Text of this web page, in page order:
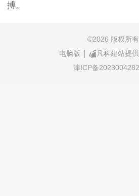
搏。
©2026 版权所有
电脑版
凡科建站提
津ICP备